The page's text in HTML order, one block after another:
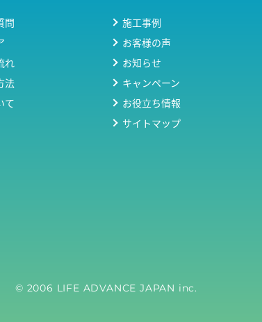
問
れ
法
て
施工事例
お客様の声
お知らせ
キャンペーン
お役立ち情報
サイトマップ
© 2006 LIFE ADVANCE JAPAN inc.